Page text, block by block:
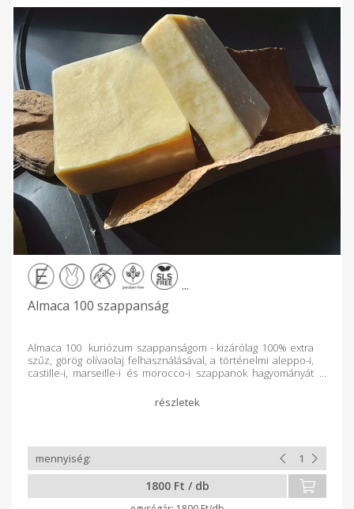
...
Almaca 100 szappanság
Almaca 100 kuriózum szappanságom - kizárólag 100% extra
szűz, görög olívaolaj felhasználásával, a történelmi aleppo-i,
castille-i, marseille-i és morocco-i szappanok hagyományát
hónapos érleléssel, illat és színanyag mentesen. Kiemelten
ajánlott érzékeny bőrtípusra, kimondottan fürdőszappanként
100% tiszta olívaolaj tartalmánál fogva), ámde kellőképp
tisztító és fertőtlenítő és kiemelten ápoló tisztálkodószer.
Javasolt ekcémás, sömörös tünetek enyhítésére - kínálatom
legenyhébb tagjaként 2 éves kortól gyermekek fürdetésére is
. "Az olívaolaj minden bőrtípusra jó hatást gyakorol.
1800 Ft / db